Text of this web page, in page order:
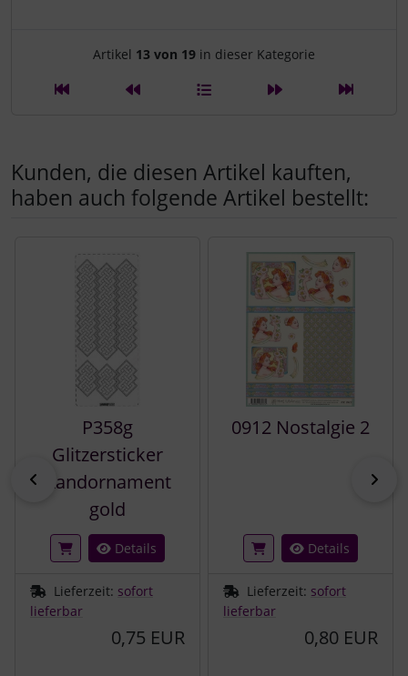
Artikelnavigation innerhalb
Artikel 13 von 19 in dieser Kategorie
Kunden, die diesen Artikel kauften,
haben auch folgende Artikel bestellt:
zurück
P358g
Glitzersticker
Randornament
gold
Details
Lieferzeit: sofort
lieferbar
0,75 EUR
0912 Nostalgie 2
Details
Lieferzeit: sofort
lieferbar
0,80 EUR